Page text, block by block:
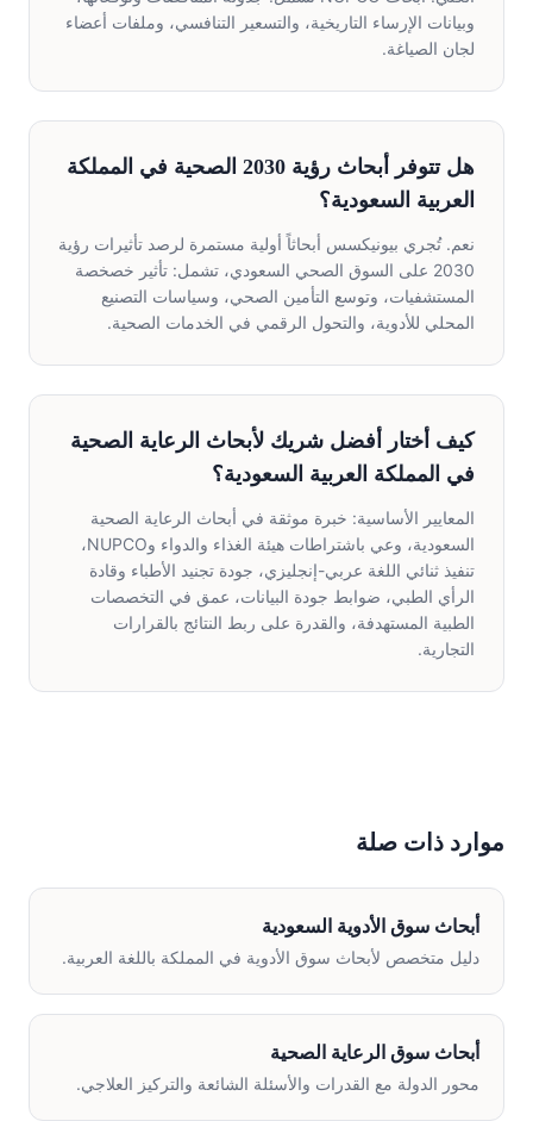
وبيانات الإرساء التاريخية، والتسعير التنافسي، وملفات أعضاء
لجان الصياغة.
هل تتوفر أبحاث رؤية 2030 الصحية في المملكة
العربية السعودية؟
نعم. تُجري بيونيكسس أبحاثاً أولية مستمرة لرصد تأثيرات رؤية
2030 على السوق الصحي السعودي، تشمل: تأثير خصخصة
المستشفيات، وتوسع التأمين الصحي، وسياسات التصنيع
المحلي للأدوية، والتحول الرقمي في الخدمات الصحية.
كيف أختار أفضل شريك لأبحاث الرعاية الصحية
في المملكة العربية السعودية؟
المعايير الأساسية: خبرة موثقة في أبحاث الرعاية الصحية
السعودية، وعي باشتراطات هيئة الغذاء والدواء وNUPCO،
تنفيذ ثنائي اللغة عربي-إنجليزي، جودة تجنيد الأطباء وقادة
الرأي الطبي، ضوابط جودة البيانات، عمق في التخصصات
الطبية المستهدفة، والقدرة على ربط النتائج بالقرارات
التجارية.
موارد ذات صلة
أبحاث سوق الأدوية السعودية
دليل متخصص لأبحاث سوق الأدوية في المملكة باللغة العربية.
أبحاث سوق الرعاية الصحية
محور الدولة مع القدرات والأسئلة الشائعة والتركيز العلاجي.